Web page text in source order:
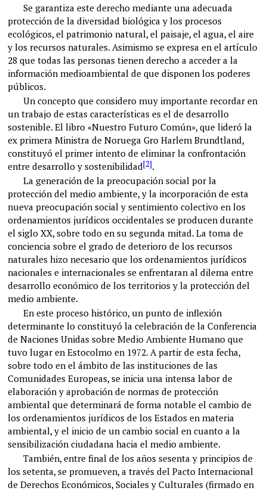
Se garantiza este derecho mediante una adecuada
protección de la diversidad biológica y los procesos
ecológicos, el patrimonio natural, el paisaje, el agua, el aire
y los recursos naturales. Asimismo se expresa en el artículo
28 que todas las personas tienen derecho a acceder a la
información medioambiental de que disponen los poderes
públicos.
Un concepto que considero muy importante recordar en
un trabajo de estas características es el de desarrollo
sostenible. El libro «Nuestro Futuro Común», que lideró la
ex primera Ministra de Noruega Gro Harlem Brundtland,
constituyó el primer intento de eliminar la confrontación
entre desarrollo y sostenibilidad[2].
La generación de la preocupación social por la
protección del medio ambiente, y la incorporación de esta
nueva preocupación social y sentimiento colectivo en los
ordenamientos jurídicos occidentales se producen durante
el siglo XX, sobre todo en su segunda mitad. La toma de
conciencia sobre el grado de deterioro de los recursos
naturales hizo necesario que los ordenamientos jurídicos
nacionales e internacionales se enfrentaran al dilema entre
desarrollo económico de los territorios y la protección del
medio ambiente.
En este proceso histórico, un punto de inflexión
determinante lo constituyó la celebración de la Conferencia
de Naciones Unidas sobre Medio Ambiente Humano que
tuvo lugar en Estocolmo en 1972. A partir de esta fecha,
sobre todo en el ámbito de las instituciones de las
Comunidades Europeas, se inicia una intensa labor de
elaboración y aprobación de normas de protección
ambiental que determinará de forma notable el cambio de
los ordenamientos jurídicos de los Estados en materia
ambiental, y el inicio de un cambio social en cuanto a la
sensibilización ciudadana hacia el medio ambiente.
También, entre final de los años sesenta y principios de
los setenta, se promueven, a través del Pacto Internacional
de Derechos Económicos, Sociales y Culturales (firmado en